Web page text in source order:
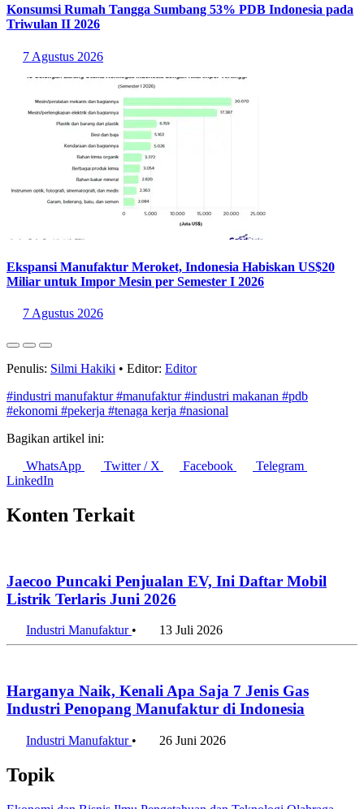
Konsumsi Rumah Tangga Sumbang 53% PDB Indonesia pada
Triwulan II 2026
7 Agustus 2026
Ekspansi Manufaktur Meroket, Indonesia Habiskan US$20
Miliar untuk Impor Mesin per Semester I 2026
7 Agustus 2026
Penulis: Silmi Hakiki • Editor: Editor
#industri manufaktur#manufaktur#industri makanan #pdb
#ekonomi #pekerja #tenaga kerja #nasional
Bagikan artikel ini:
WhatsApp
Twitter / X Facebook
Telegram
LinkedIn
Konten Terkait
Jaecoo Puncaki Penjualan EV, Ini Daftar Mobil
Listrik Terlaris Juni 2026
Industri Manufaktur • 13 Juli 2026